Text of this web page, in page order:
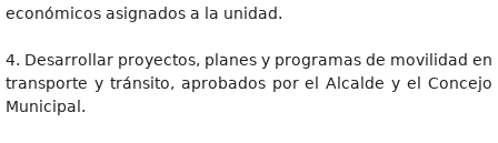
económicos asignados a la unidad.
4. Desarrollar proyectos, planes y programas de movilidad en
transporte y tránsito, aprobados por el Alcalde y el Concejo
Municipal.